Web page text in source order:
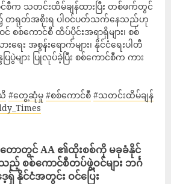
စီက သတင်းထိမ်ချန်ထားပြီး တစ်ဖက်တွင်
း၌ တရုတ်အစိုးရ ပါဝင်ပတ်သက်နေသည်ဟု
စစ်ကောင်စီ ထိပ်ပိုင်းအရာရှိများ၊ စစ်
ရေး အစွန်းရောက်များ၊ နိုင်ငံရေးပါတီ
ြပွဲများ ပြုလုပ်ခဲ့ပြီး စစ်ကောင်စီက ကား
#တွေ့ဆုံမှု #စစ်ကောင်စီ #သတင်းထိမ်ချန်
တောတွင် AA ၏ထိုးစစ်ကို မခုခံနိုင်
ည့် စစ်ကောင်စီတပ်ဖွဲ့ဝင်များ ဘင်္ဂ
ရှ် နိုင်ငံအတွင်း ဝင်ပြေး